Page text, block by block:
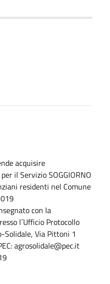
acquisire
il Servizio SOGGIORNO
residenti nel Comune
con la
l´Ufficio Protocollo
Solidale, Via Pittoni 1
agrosolidale@pec.it